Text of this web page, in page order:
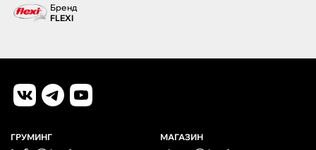
Бренд
FLEXI
ГРУМИНГ МАГАЗИН